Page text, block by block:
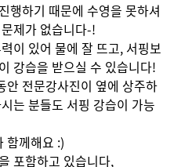
행하기 때문에 수영을 못하셔
제가 없습니다-!
이 있어 물에 잘 뜨고, 서핑보
강습을 받으실 수 있습니다!
안 전문강사진이 옆에 상주하
는 분들도 서핑 강습이 가능
함께해요 :)
포함하고 있습니다,